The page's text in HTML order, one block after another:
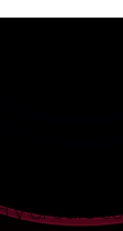
mi moto?
sala
y el café